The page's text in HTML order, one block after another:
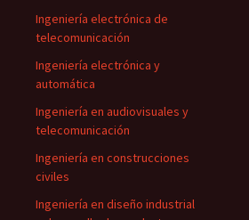
Ingeniería electrónica de
telecomunicación
Ingeniería electrónica y
automática
Ingeniería en audiovisuales y
telecomunicación
Ingeniería en construcciones
civiles
Ingeniería en diseño industrial